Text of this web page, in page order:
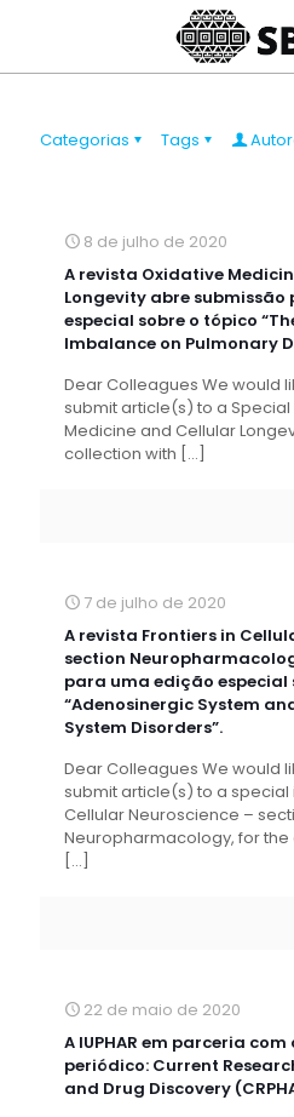
Categorias Tags
8 de julho de 2020
A revista Oxidative
Longevity abre
especial sobre o tópico
Imbalance on Pulmonary
Dear Colleagues We would
submit article(s) to a Special
Medicine and Cellular
collection with […]
7 de julho de 2020
A revista Frontiers in
section
para uma edição especial
“Adenosinergic System
System Disorders”.
Dear Colleagues We would
submit article(s) to a special
Cellular Neuroscience –
Neuropharmacology, for
[…]
22 de maio de 2020
A IUPHAR em parceria
periódico: Current
and Drug Discovery